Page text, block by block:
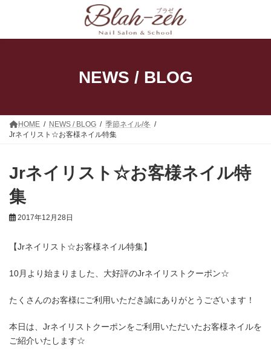
ン
ー
NEWS / BLOG
HOME NEWS / BLOG
季節ネイル/冬
Jrネイリスト☆お客様ネイル特集
Jrネイリスト☆お客様ネイル特
集
2017年12月28日
【Jrネイリスト☆お客様ネイル特集】
10月より始まりました、大好評のJrネイリストクーポン☆
たくさんのお客様にご利用いただき誠にありがとうございます！
本日は、Jrネイリストクーポンをご利用いただいたお客様ネイルを
ご紹介いたします☆